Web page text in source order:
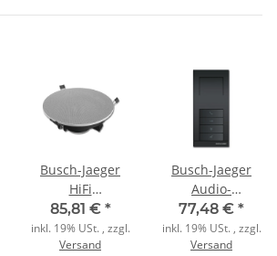
Busch-Jaeger
HiFi
Deckeneinbaulautsprecher
8226/10 EB
studioweiß
85,81 € *
inkl. 19% USt. , zzgl.
Versand
Busch-Jaeger
Audio-
Haustelefon
83210 AP-681
anthrazit matt
77,48 € *
inkl. 19% USt. , zzgl.
Versand